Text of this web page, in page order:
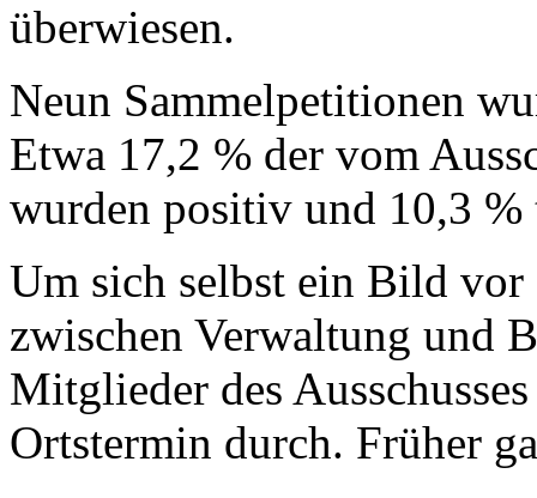
überwiesen.
Neun Sammelpetitionen
Etwa 17,2 % der vom
wurden positiv und 10,3
Um sich selbst ein Bild
zwischen Verwaltung und
Mitglieder des
Ortstermin durch. Früher